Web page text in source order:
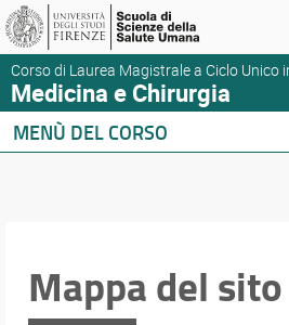
Corso di Laurea Magistrale a Ciclo Unico
Medicina e Chirurgia
MENÙ DEL CORSO
Orario e calendari
Mappa del sito